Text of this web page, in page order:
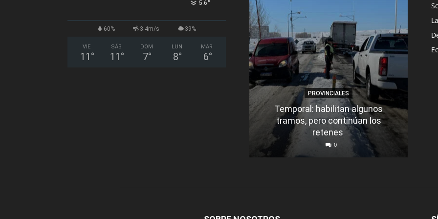
5.6°
60% 3.4m/s 39%
VIE
11 °
SÁB
11 °
DOM
7°
LUN
8°
MAR
6°
PROVINCIALES
Temporal: habilitan algunos
tramos, pero continúan los
retenes
0